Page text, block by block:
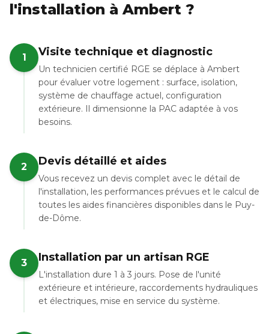
l'installation à Ambert ?
1 Visite technique et diagnostic
Un technicien certifié RGE se déplace à Ambert
pour évaluer votre logement : surface, isolation,
système de chauffage actuel, configuration
extérieure. Il dimensionne la PAC adaptée à vos
besoins.
2 Devis détaillé et aides
Vous recevez un devis complet avec le détail de
l'installation, les performances prévues et le calcul de
toutes les aides financières disponibles dans le Puy-
de-Dôme.
3 Installation par un artisan RGE
L'installation dure 1 à 3 jours. Pose de l'unité
extérieure et intérieure, raccordements hydrauliques
et électriques, mise en service du système.